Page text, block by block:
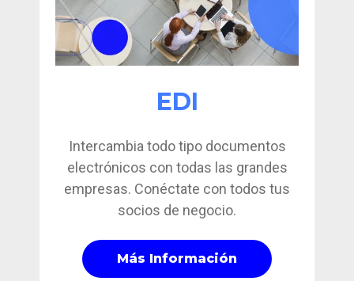
EDI
Intercambia todo tipo documentos
electrónicos con todas las grandes
empresas. Conéctate con todos tus
socios de negocio.
Más Información